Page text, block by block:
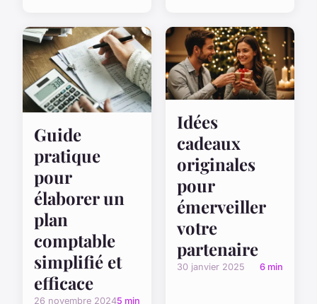
Guide
pratique
pour
élaborer un
plan
comptable
simplifié et
efficace
26 novembre 20245 min
Idées
cadeaux
originales
pour
émerveiller
votre
partenaire
30 janvier 2025 6 min